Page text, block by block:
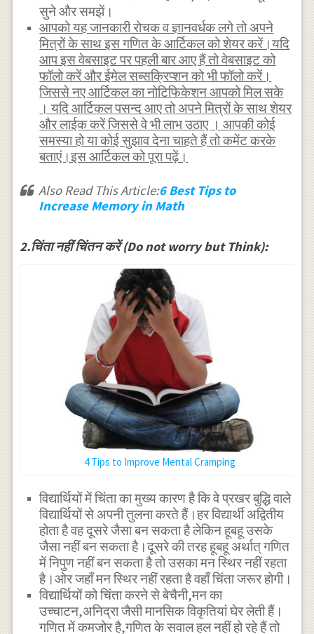
सुने और समझें।
आपको यह जानकारी रोचक व ज्ञानवर्धक लगे तो अपने
मित्रों के साथ इस गणित के आर्टिकल को शेयर करें।यदि
आप इस वेबसाइट पर पहली बार आए हैं तो वेबसाइट को
फॉलो करें और ईमेल सब्सक्रिप्शन को भी फॉलो करें।
जिससे नए आर्टिकल का नोटिफिकेशन आपको मिल सके
। यदि आर्टिकल पसन्द आए तो अपने मित्रों के साथ शेयर
और लाईक करें जिससे वे भी लाभ उठाए । आपकी कोई
समस्या हो या कोई सुझाव देना चाहते हैं तो कमेंट करके
बताएं।इस आर्टिकल को पूरा पढ़ें।
Also Read This Article:6 Best Tips to
Increase Memory in Math
2.चिंता नहीं चिंतन करें (Do not worry but Think):
4 Tips to Improve Mental Cramping
विद्यार्थियों में चिंता का मुख्य कारण है कि वे प्रखर बुद्धि वाले
विद्यार्थियों से अपनी तुलना करते हैं।हर विद्यार्थी अद्वितीय
होता है वह दूसरे जैसा बन सकता है लेकिन हूबहू उसके
जैसा नहीं बन सकता है।दूसरे की तरह हूबहू अर्थात् गणित
में निपुण नहीं बन सकता है तो उसका मन स्थिर नहीं रहता
है।ओर जहाँ मन स्थिर नहीं रहता है वहाँ चिंता जरूर होगी।
विद्यार्थियों को चिंता करने से बेचैनी,मन का
उच्चाटन,अनिद्रा जैसी मानसिक विकृतियां घेर लेती हैं।
गणित में कमजोर है,गणित के सवाल हल नहीं हो रहे हैं तो